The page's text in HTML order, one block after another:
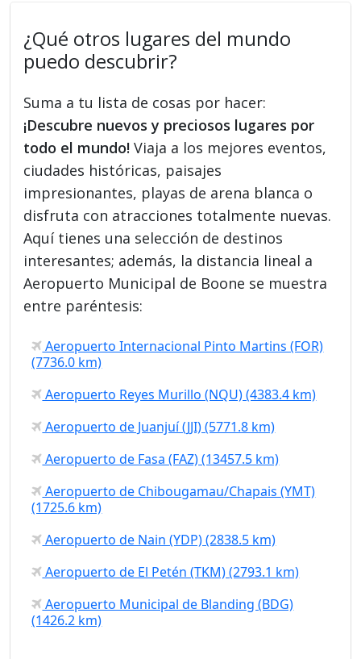
¿Qué otros lugares del mundo
puedo descubrir?
Suma a tu lista de cosas por hacer:
¡Descubre nuevos y preciosos lugares por
todo el mundo! Viaja a los mejores eventos,
ciudades históricas, paisajes
impresionantes, playas de arena blanca o
disfruta con atracciones totalmente nuevas.
Aquí tienes una selección de destinos
interesantes; además, la distancia lineal a
Aeropuerto Municipal de Boone se muestra
entre paréntesis:
Aeropuerto Internacional Pinto Martins (FOR)
(7736.0 km)
Aeropuerto Reyes Murillo (NQU) (4383.4 km)
Aeropuerto de Juanjuí (JJI) (5771.8 km)
Aeropuerto de Fasa (FAZ) (13457.5 km)
Aeropuerto de Chibougamau/Chapais (YMT)
(1725.6 km)
Aeropuerto de Nain (YDP) (2838.5 km)
Aeropuerto de El Petén (TKM) (2793.1 km)
Aeropuerto Municipal de Blanding (BDG)
(1426.2 km)